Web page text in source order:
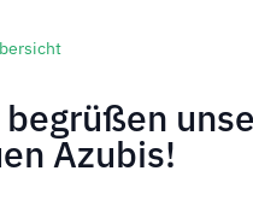
Azubis!